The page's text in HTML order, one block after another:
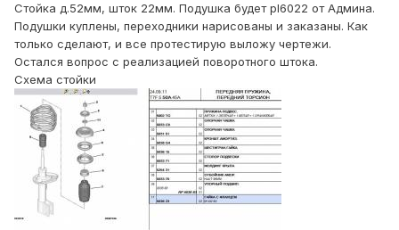
Стойка д.52мм, шток 22мм. Подушка будет pl6022 от Админа.
Подушки куплены, переходники нарисованы и заказаны. Как
только сделают, и все протестирую выложу чертежи.
Остался вопрос с реализацией поворотного штока.
Схема стойки